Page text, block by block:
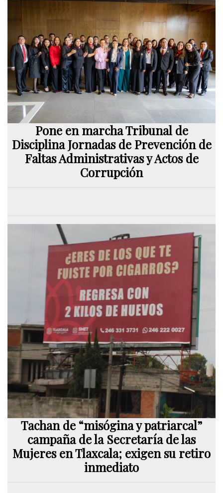
Pone en marcha Tribunal de
Disciplina Jornadas de Prevención de
Faltas Administrativas y Actos de
Corrupción
Tachan de “misógina y patriarcal”
campaña de la Secretaría de las
Mujeres en Tlaxcala; exigen su retiro
inmediato